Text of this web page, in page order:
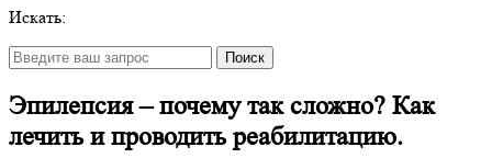
Искать:
Поиск
Эпилепсия – почему так сложно? Как
лечить и проводить реабилитацию.